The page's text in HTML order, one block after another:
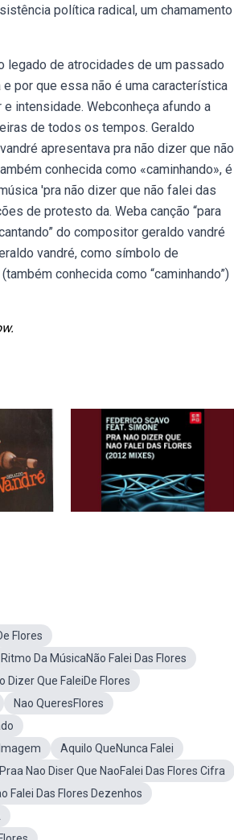
política radical, um chamamento
legado de atrocidades de um passado
por que essa não é uma característica
intensidade. Webconheça afundo a
de todos os tempos. Geraldo
apresentava pra não dizer que não
conhecida como «caminhando», é
'pra não dizer que não falei das
de protesto da. Weba canção “para
do compositor geraldo vandré
vandré, como símbolo de
conhecida como “caminhando”)
Flores
Ritmo Da MúsicaNão Falei Das Flores
Dizer Que FaleiDe Flores
Nao QueresFlores
Aquilo QueNunca Falei
Praa Nao Diser Que NaoFalei Das Flores Cifra
Falei Das Flores Dezenhos